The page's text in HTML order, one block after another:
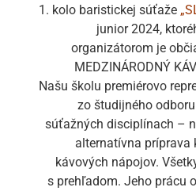
1. kolo baristickej súťaže
junior 2024,
organizátorom je
MEDZINÁRODNÝ
Našu školu premiérovo
zo študijného
súťažných disciplínach –
alternatívna príprava
kávových nápojov.
s prehľadom. Jeho prácu